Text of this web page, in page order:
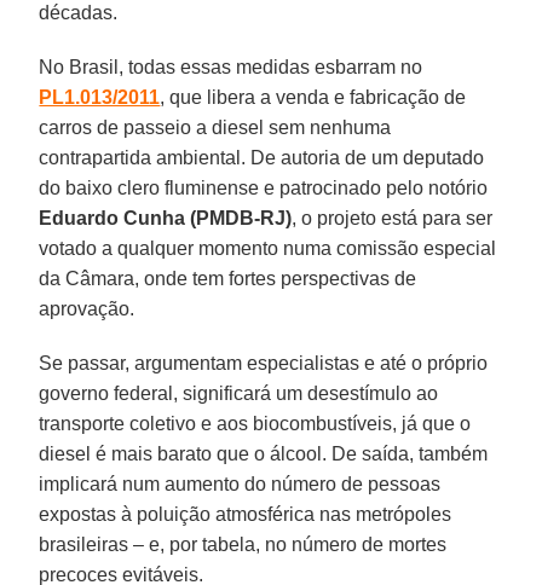
décadas.
No Brasil, todas essas medidas esbarram no
PL1.013/2011, que libera a venda e fabricação de
carros de passeio a diesel sem nenhuma
contrapartida ambiental. De autoria de um deputado
do baixo clero fluminense e patrocinado pelo notório
Eduardo Cunha (PMDB-RJ), o projeto está para ser
votado a qualquer momento numa comissão especial
da Câmara, onde tem fortes perspectivas de
aprovação.
Se passar, argumentam especialistas e até o próprio
governo federal, significará um desestímulo ao
transporte coletivo e aos biocombustíveis, já que o
diesel é mais barato que o álcool. De saída, também
implicará num aumento do número de pessoas
expostas à poluição atmosférica nas metrópoles
brasileiras – e, por tabela, no número de mortes
precoces evitáveis.